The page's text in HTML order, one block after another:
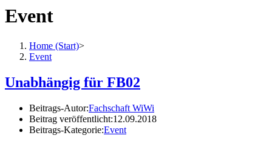
Event
Home (Start)>
Event
Unabhängig für FB02
Beitrags-Autor:Fachschaft WiWi
Beitrag veröffentlicht:12.09.2018
Beitrags-Kategorie:Event